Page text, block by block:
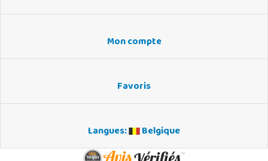
Mon compte
Favoris
Langues: Belgique